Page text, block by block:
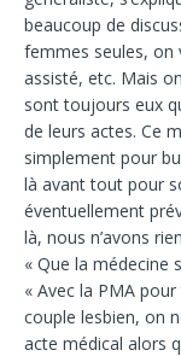
beaucoup de
femmes seules, on
assisté, etc. Mais
sont toujours eux
de leurs actes. Ce
simplement pour
là avant tout pour
éventuellement
là, nous n’avons
« Que la médecine
« Avec la PMA
couple lesbien, on
acte médical alors